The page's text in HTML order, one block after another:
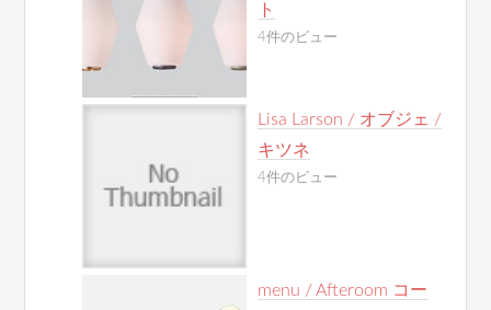
ト
4件のビュー
Lisa Larson / オブジェ /
キツネ
4件のビュー
menu / Afteroom コー